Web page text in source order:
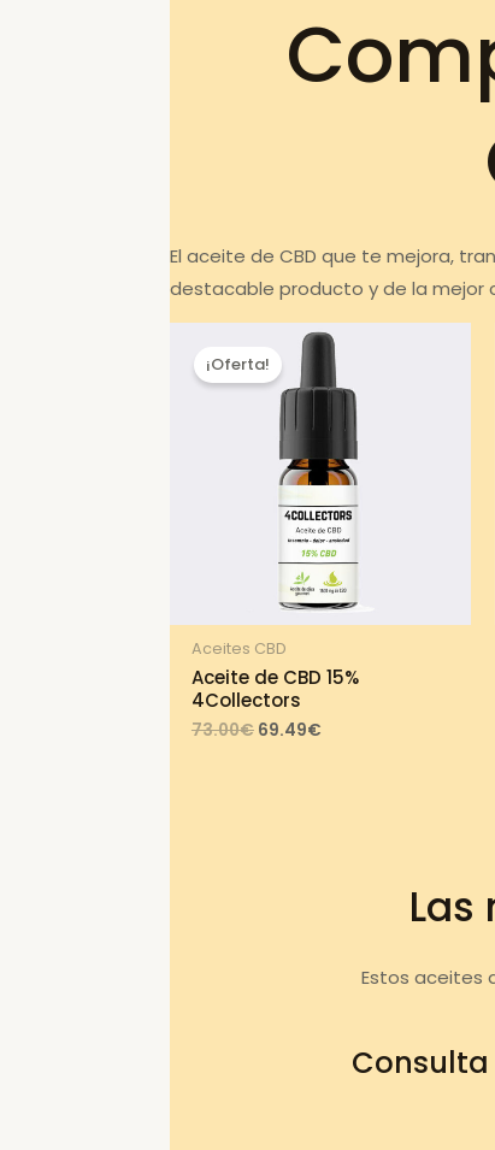
El aceite de CBD que te mejora,
destacable producto y de la mejor
¡Oferta!
Aceites CBD
Aceite de CBD 15%
4Collectors
73.00€ Original
69.49€Current
Las
Estos aceites
Consulta